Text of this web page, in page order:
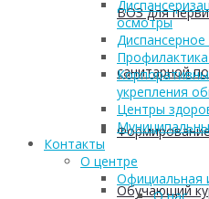
ВОЗ для
санитарной
Обучающий
осмотры
укрепления
Центры
Контакты
О центре
Официальная